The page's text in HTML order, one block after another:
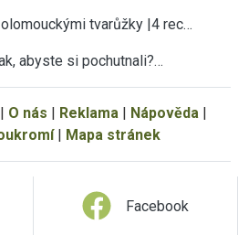
tvarůžky |4 rec…
abyste si pochutnali?…
O nás | Reklama | Nápověda |
| Mapa stránek
Facebook